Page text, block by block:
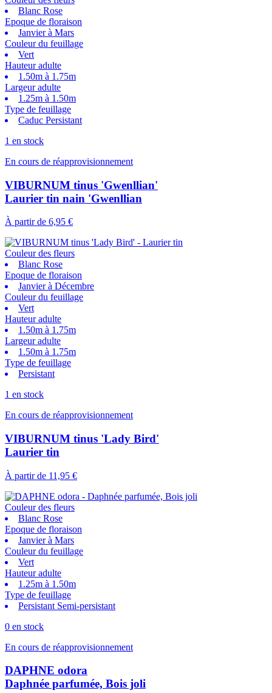
Blanc Rose
Epoque de floraison
Janvier à Mars
Couleur du feuillage
Vert
Hauteur adulte
1.50m à 1.75m
Largeur adulte
1.25m à 1.50m
Type de feuillage
Caduc Persistant
1 en stock
En cours de réapprovisionnement
VIBURNUM tinus 'Gwenllian'
Laurier tin nain 'Gwenllian
À partir de 6,95 €
Couleur des fleurs
Blanc Rose
Epoque de floraison
Janvier à Décembre
Couleur du feuillage
Vert
Hauteur adulte
1.50m à 1.75m
Largeur adulte
1.50m à 1.75m
Type de feuillage
Persistant
1 en stock
En cours de réapprovisionnement
VIBURNUM tinus 'Lady Bird'
Laurier tin
À partir de 11,95 €
Couleur des fleurs
Blanc Rose
Epoque de floraison
Janvier à Mars
Couleur du feuillage
Vert
Hauteur adulte
1.25m à 1.50m
Type de feuillage
Persistant Semi-persistant
0 en stock
En cours de réapprovisionnement
DAPHNE odora
Daphnée parfumée, Bois joli